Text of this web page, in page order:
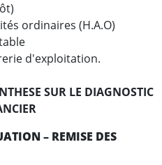
ordinaires (H.A.O)
d'exploitation.
SUR LE DIAGNOSTIC
– REMISE DES